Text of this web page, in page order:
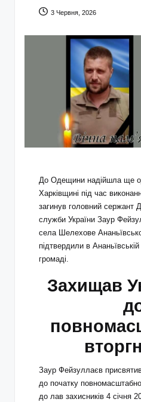
3 Червня, 2026
До Одещини надійшла ще
Харківщині під час
загинув головний сержант
служби України Заур
села Шелехове
підтвердили в Ананьївській
громаді.
Захищав
Заур Фейзуллаєв
до початку
до лав захисників 4 січня